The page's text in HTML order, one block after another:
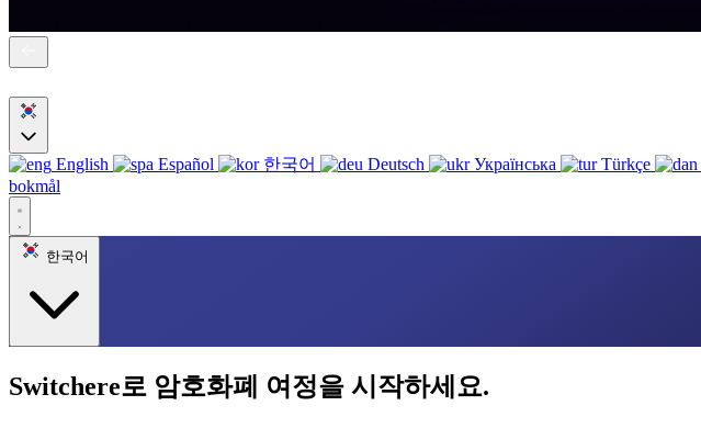
English Español 한국어 Deutsch Українська Türkçe
bokmål
한국어
Switchere로 암호화폐 여정을 시작하세요.